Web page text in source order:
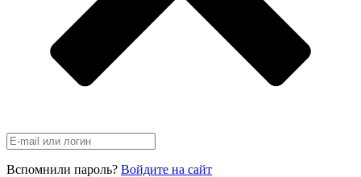
Вспомнили пароль? Войдите на сайт